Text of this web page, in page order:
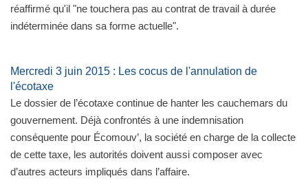
réaffirmé qu'il "ne touchera pas au contrat de travail à durée
indéterminée dans sa forme actuelle".
Mercredi 3 juin 2015 : Les cocus de l'annulation de
l'écotaxe
Le dossier de l’écotaxe continue de hanter les cauchemars du
gouvernement. Déjà confrontés à une indemnisation
conséquente pour Écomouv’, la société en charge de la collecte
de cette taxe, les autorités doivent aussi composer avec
d’autres acteurs impliqués dans l’affaire.